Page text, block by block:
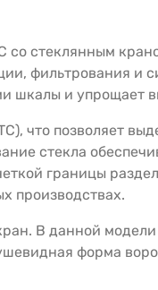
стеклянным
фильтрования и
шкалы и упрощает
что позволяет
стекла
границы
производствах.
В данной
форма